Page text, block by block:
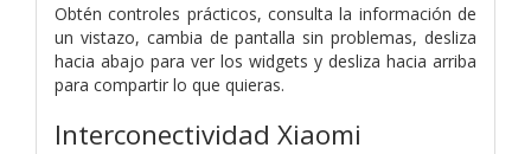
Obtén controles prácticos, consulta la información de
un vistazo, cambia de pantalla sin problemas, desliza
hacia abajo para ver los widgets y desliza hacia arriba
para compartir lo que quieras.
Interconectividad Xiaomi